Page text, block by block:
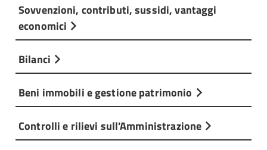
Sovvenzioni, contributi, sussidi, vantaggi
economici
Bilanci
Beni immobili e gestione patrimonio
Controlli e rilievi sull'Amministrazione